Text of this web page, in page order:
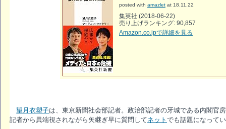
posted with amazlet at 18.11.22
集英社 (2018-06-22)
売り上げランキング: 90,857
Amazon.co.jpで詳細を見る
望月衣塑子は、東京新聞社会部記者。政治部記者の牙城である内閣官
記者から異端視されながら矢継ぎ早に質問してネット でも話題になって